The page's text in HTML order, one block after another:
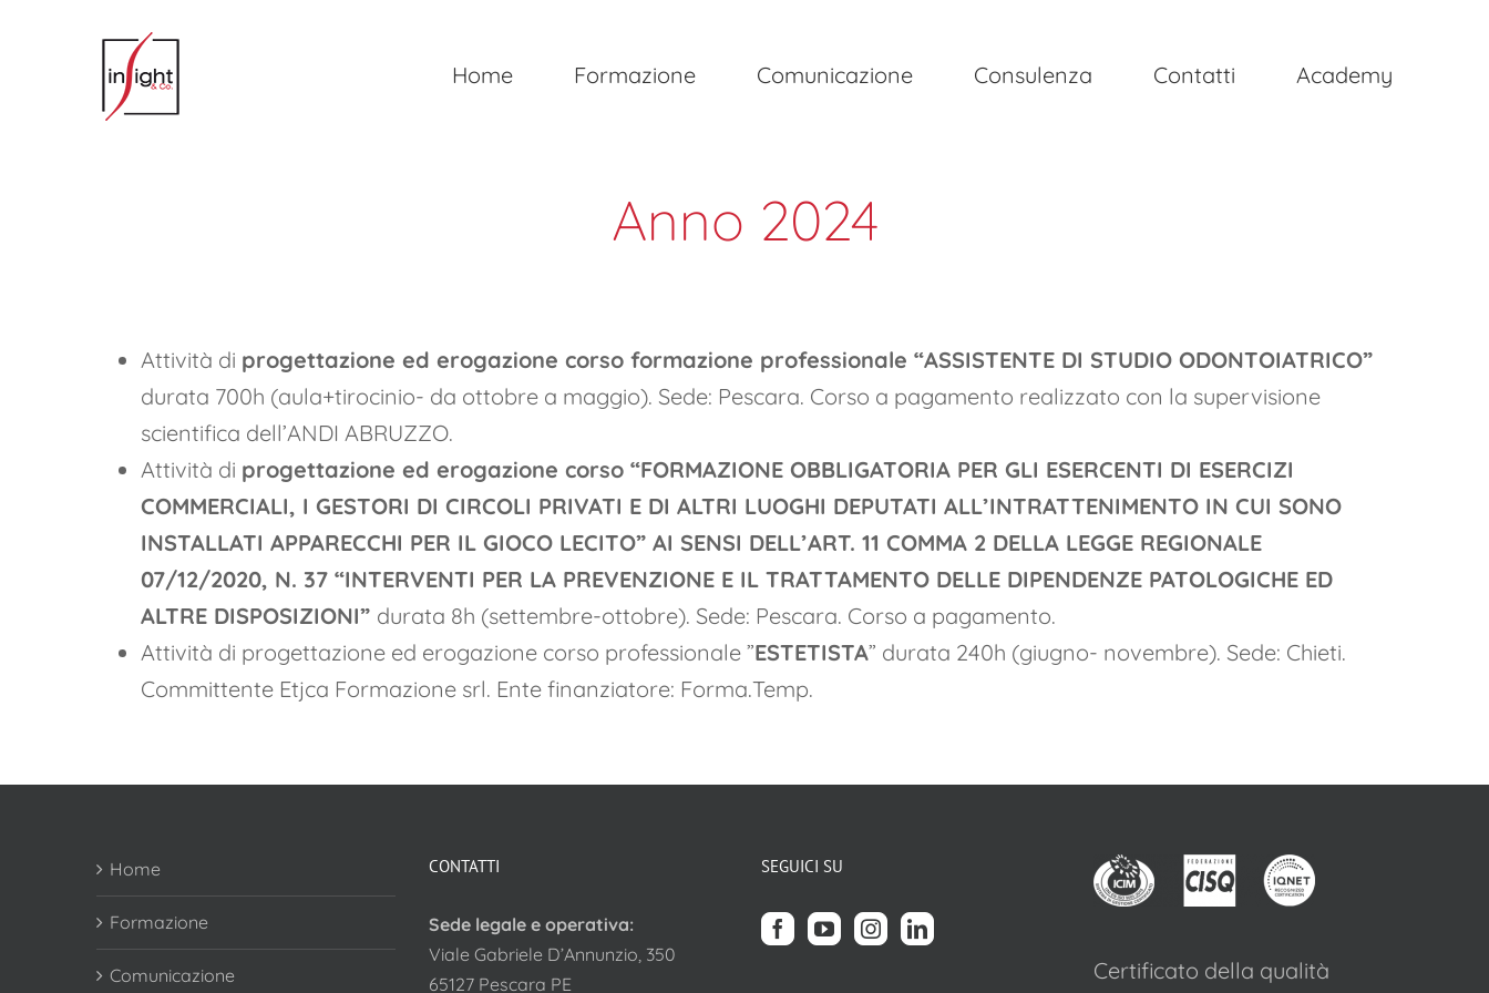
Home Formazione Comunicazione Consulenza Contatti Academy
Anno 2024
Attività di progettazione ed erogazione corso formazione professionale “ASSISTENTE DI STUDIO ODONTOIATRICO”
durata 700h (aula+tirocinio- da ottobre a maggio). Sede: Pescara. Corso a pagamento realizzato con la supervisione
scientifica dell’ANDI ABRUZZO.
Attività di progettazione ed erogazione corso “FORMAZIONE OBBLIGATORIA PER GLI ESERCENTI DI ESERCIZI
COMMERCIALI, I GESTORI DI CIRCOLI PRIVATI E DI ALTRI LUOGHI DEPUTATI ALL’INTRATTENIMENTO IN CUI SONO
INSTALLATI APPARECCHI PER IL GIOCO LECITO” AI SENSI DELL’ART. 11 COMMA 2 DELLA LEGGE REGIONALE
07/12/2020, N. 37 “INTERVENTI PER LA PREVENZIONE E IL TRATTAMENTO DELLE DIPENDENZE PATOLOGICHE ED
ALTRE DISPOSIZIONI” durata 8h (settembre-ottobre). Sede: Pescara. Corso a pagamento.
Attività di progettazione ed erogazione corso professionale ”ESTETISTA” durata 240h (giugno- novembre). Sede: Chieti.
Committente Etjca Formazione srl. Ente finanziatore: Forma.Temp.
Home
Formazione
Comunicazione
CONTATTI
Sede legale e operativa:
Viale Gabriele D’Annunzio, 350
65127 Pescara PE
SEGUICI SU
Certificato della qualità